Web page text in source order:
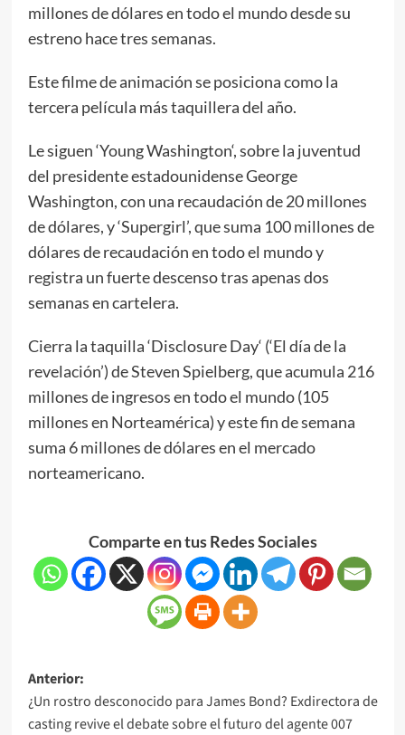
millones de dólares en todo el mundo desde su
estreno hace tres semanas.
Este filme de animación se posiciona como la
tercera película más taquillera del año.
Le siguen ‘Young Washington‘, sobre la juventud
del presidente estadounidense George
Washington, con una recaudación de 20 millones
de dólares, y ‘Supergirl’, que suma 100 millones de
dólares de recaudación en todo el mundo y
registra un fuerte descenso tras apenas dos
semanas en cartelera.
Cierra la taquilla ‘Disclosure Day‘ (‘El día de la
revelación’) de Steven Spielberg, que acumula 216
millones de ingresos en todo el mundo (105
millones en Norteamérica) y este fin de semana
suma 6 millones de dólares en el mercado
norteamericano.
Comparte en tus Redes Sociales
Anterior:
¿Un rostro desconocido para James Bond? Exdirectora de
casting revive el debate sobre el futuro del agente 007